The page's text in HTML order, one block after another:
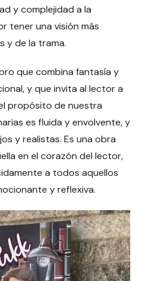
y complejidad a la
tener una visión más
y de la trama.
que combina fantasía y
y que invita al lector a
propósito de nuestra
es fluida y envolvente, y
y realistas. Es una obra
en el corazón del lector,
a todos aquellos
y reflexiva.